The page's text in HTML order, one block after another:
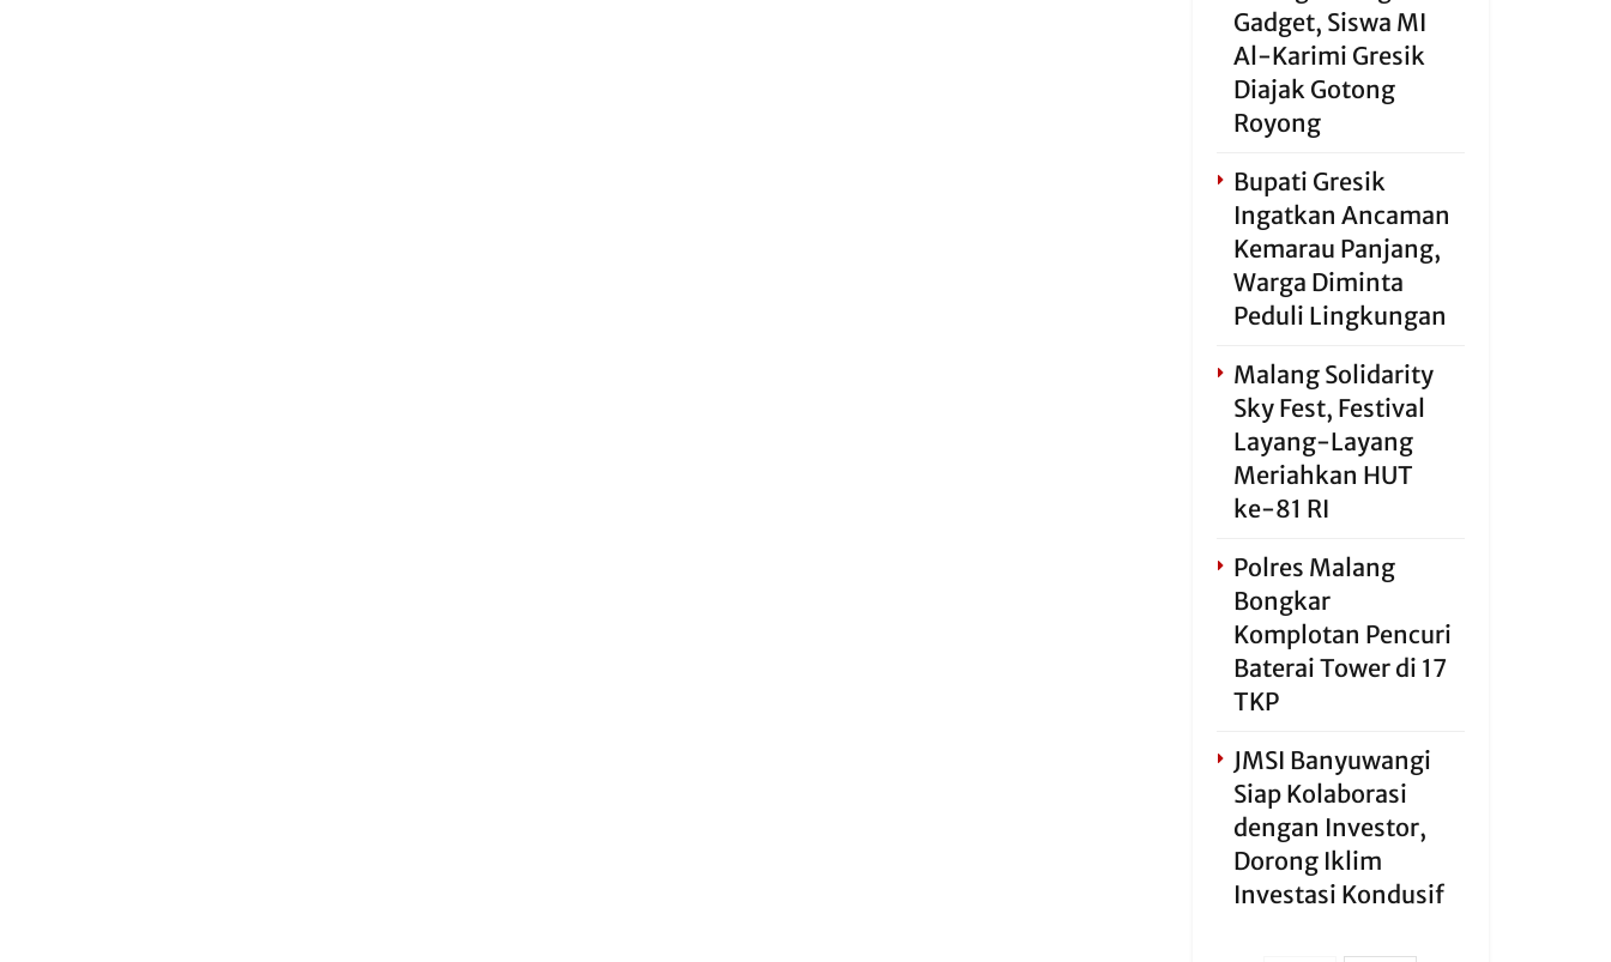
Gadget, Siswa MI
Al-Karimi Gresik
Diajak Gotong
Royong
Bupati Gresik
Ingatkan Ancaman
Kemarau Panjang,
Warga Diminta
Peduli Lingkungan
Malang Solidarity
Sky Fest, Festival
Layang-Layang
Meriahkan HUT
ke-81 RI
Polres Malang
Bongkar
Komplotan Pencuri
Baterai Tower di 17
TKP
JMSI Banyuwangi
Siap Kolaborasi
dengan Investor,
Dorong Iklim
Investasi Kondusif